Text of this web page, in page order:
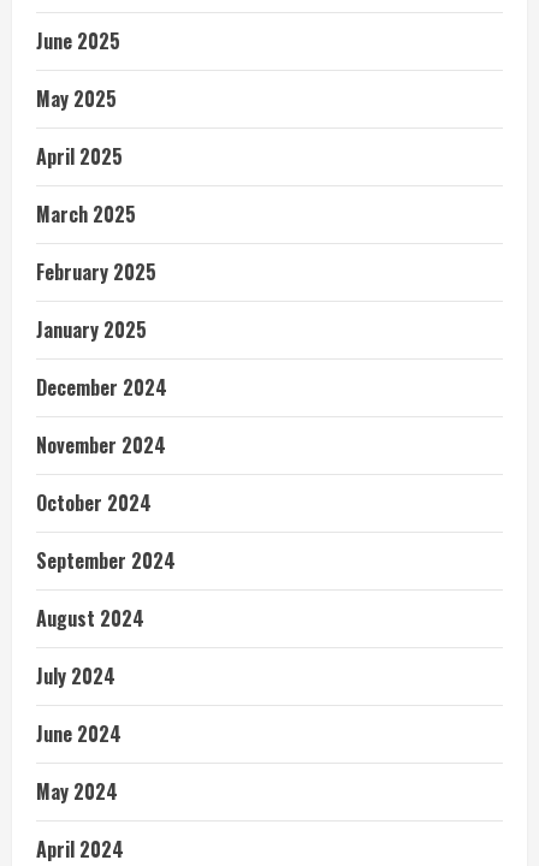
June 2025
May 2025
April 2025
March 2025
February 2025
January 2025
December 2024
November 2024
October 2024
September 2024
August 2024
July 2024
June 2024
May 2024
April 2024